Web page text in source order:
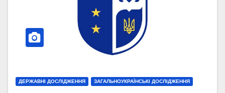
ДЕРЖАВНІ ДОСЛІДЖЕННЯ ЗАГАЛЬНОУКРАЇНСЬКІ ДОСЛІДЖЕННЯ